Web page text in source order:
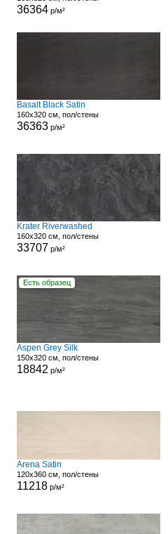
36364р/м²
Basalt Black Satin
160x320 см, пол/стены
36363р/м²
Krater Riverwashed
160x320 см, пол/стены
33707 р/м²
Есть образец
Aspen Grey Silk
150x320 см, пол/стены
18842 р/м²
Arena Satin
120x360 см, пол/стены
11218р/м²